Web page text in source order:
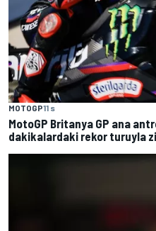
MOTOGP11 s
MotoGP Britanya GP ana
dakikalardaki rekor turuyla